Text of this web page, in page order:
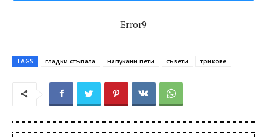
Error9
TAGS гладки стъпала напукани пети съвети трикове